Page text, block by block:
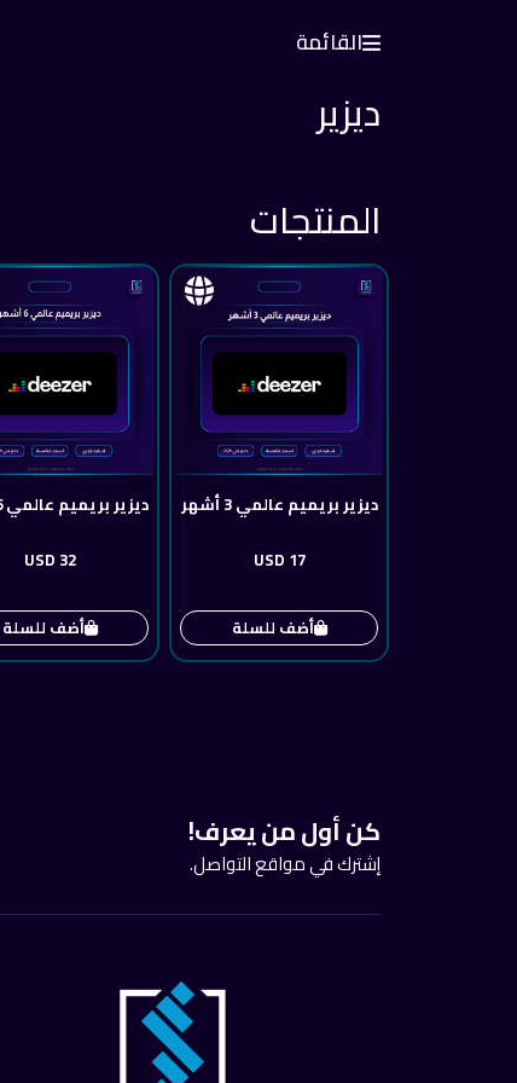
القائمة
ديزير
المنتجات
ديزير بريميم عالمي 3 أشهر
17 USD
أضف للسلة
ديزير بريميم عالمي 6 أشهر
32 USD
أضف للسلة
كن أول من يعرف!
إشترك في مواقع التواصل.